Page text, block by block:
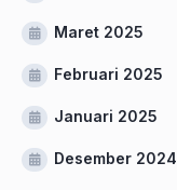
Maret 2025
Februari 2025
Januari 2025
Desember 2024